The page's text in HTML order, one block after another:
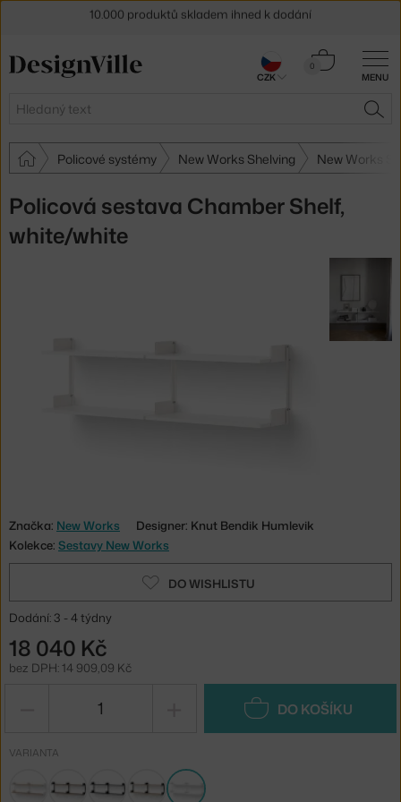
MENU
Hledat
0
Košík
Policové systémy New Works Shelving New Works
Policová sestava Chamber Shelf,
white/white
Značka: New Works
Designer: Knut Bendik Humlevik
Kolekce: Sestavy New Works
DO WISHLISTU
Dodání: 3 - 4 týdny
18 040 Kč
bez DPH: 14 909,09 Kč
DO KOŠÍKU
VARIANTA
30 dní na vrácení zboží
CZK